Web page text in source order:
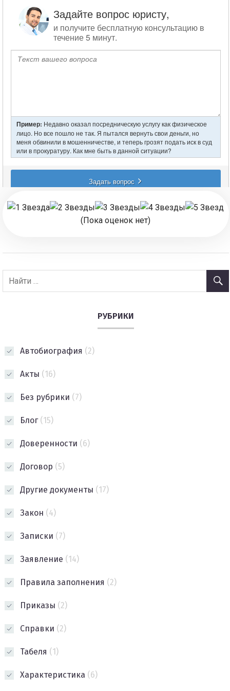
записям
(Пока оценок нет)
РУБРИКИ
Автобиография (2)
Акты (16)
Без рубрики (7)
Блог(15)
Доверенности (6)
Договор (5)
Другие документы (17)
Закон (4)
Записки (7)
Заявление (14)
Правила заполнения (2)
Приказы (2)
Справки (2)
Табеля (1)
Характеристика (6)